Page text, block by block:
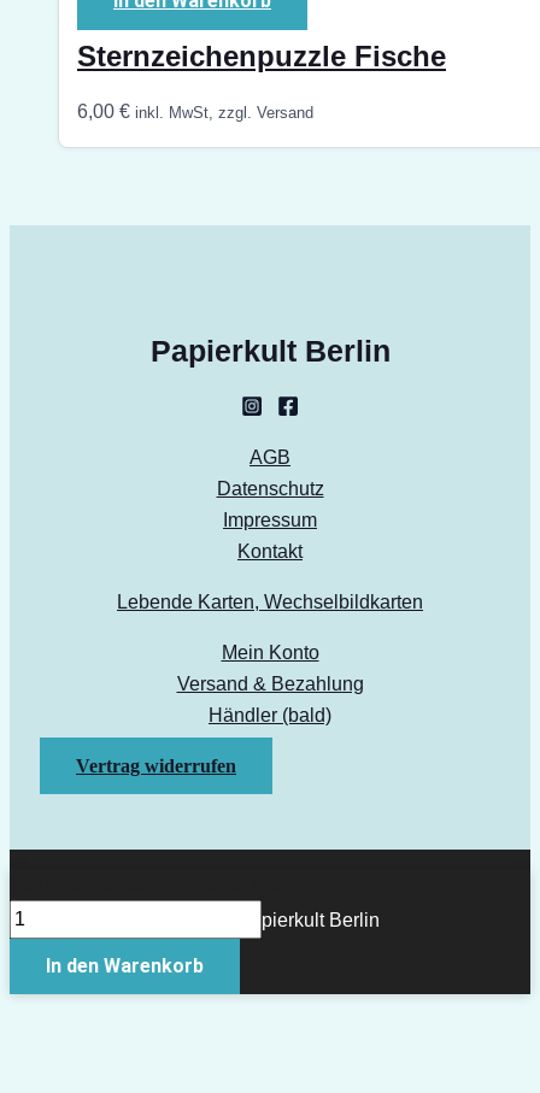
Sternzeichenpuzzle Fische
6,00 € inkl. MwSt, zzgl. Versand
Papierkult Berlin
AGB
Datenschutz
Impressum
Kontakt
Lebende Karten, Wechselbildkarten
Mein Konto
Versand & Bezahlung
Händler (bald)
Vertrag widerrufen
Copyright © 2026 Papierkult Berlin
In den Warenkorb